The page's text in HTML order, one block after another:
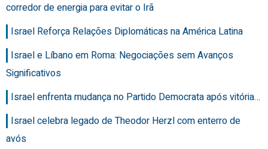
corredor de energia para evitar o Irã
Israel Reforça Relações Diplomáticas na América Latina
Israel e Líbano em Roma: Negociações sem Avanços
Significativos
Israel enfrenta mudança no Partido Democrata após vitória…
Israel celebra legado de Theodor Herzl com enterro de
avós